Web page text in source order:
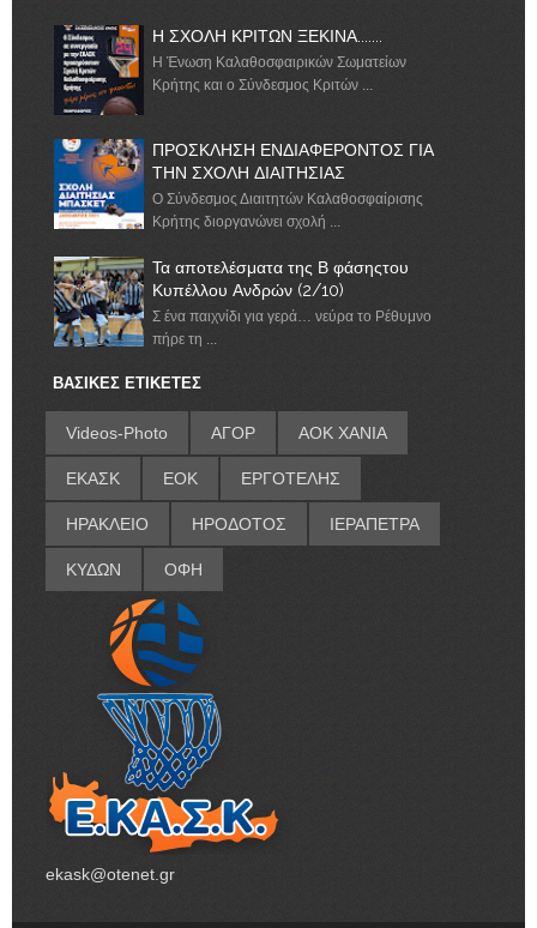
Η ΣΧΟΛΗ ΚΡΙΤΩΝ ΞΕΚΙΝΑ.......
Η Ένωση Καλαθοσφαιρικών Σωματείων
Κρήτης και ο Σύνδεσμος Κριτών ...
ΠΡΟΣΚΛΗΣΗ ΕΝΔΙΑΦΕΡΟΝΤΟΣ ΓΙΑ
ΤΗΝ ΣΧΟΛΗ ΔΙΑΙΤΗΣΙΑΣ
Ο Σύνδεσμος Διαιτητών Καλαθοσφαίρισης
Κρήτης διοργανώνει σχολή ...
Τα αποτελέσματα της Β φάσηςτου
Κυπέλλου Ανδρών (2/10)
Σ ένα παιχνίδι για γερά… νεύρα το Ρέθυμνο
πήρε τη ...
ΒΑΣΙΚΕΣ ΕΤΙΚΕΤΕΣ
Videos-Photo ΑΓΟΡ ΑΟΚ ΧΑΝΙΑ
ΕΚΑΣΚ ΕΟΚ ΕΡΓΟΤΕΛΗΣ
ΗΡΑΚΛΕΙΟ ΗΡΟΔΟΤΟΣ ΙΕΡΑΠΕΤΡΑ
ΚΥΔΩΝ ΟΦΗ
ekask@otenet.gr